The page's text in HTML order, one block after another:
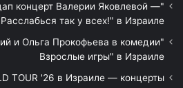
концерт Валерии Яковлевой —
Расслабься так у всех!" в Израиле
и Ольга Прокофьева в комедии
Взрослые игры" в Израиле
TOUR '26 в Израиле — концерты